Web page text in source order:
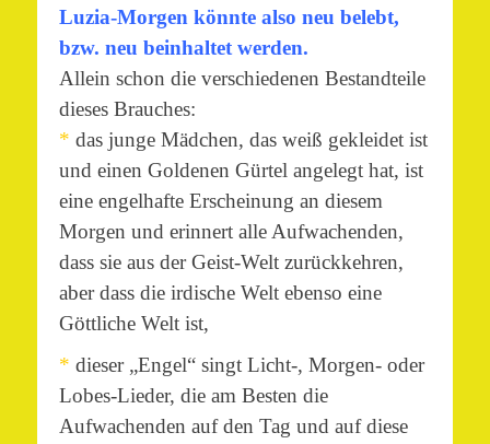
Luzia-Morgen könnte also neu belebt,
bzw. neu beinhaltet werden.
Allein schon die verschiedenen Bestandteile
dieses Brauches:
* das junge Mädchen, das weiß gekleidet ist
und einen Goldenen Gürtel angelegt hat, ist
eine engelhafte Erscheinung an diesem
Morgen und erinnert alle Aufwachenden,
dass sie aus der Geist-Welt zurückkehren,
aber dass die irdische Welt ebenso eine
Göttliche Welt ist,
* dieser „Engel“ singt Licht-, Morgen- oder
Lobes-Lieder, die am Besten die
Aufwachenden auf den Tag und auf diese